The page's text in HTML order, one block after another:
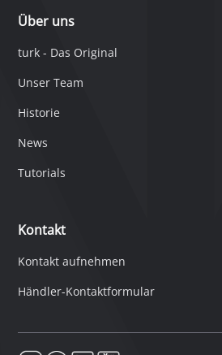
Über uns
turk - Das Original
Unser Team
Historie
News
Tutorials
Kontakt
Kontakt aufnehmen
Händler-Kontaktformular